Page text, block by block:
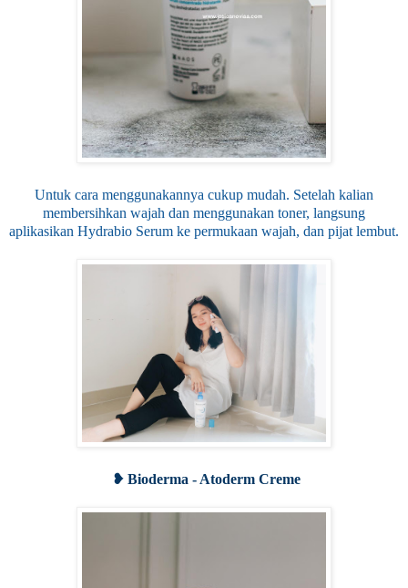
Untuk cara menggunakannya cukup mudah. Setelah kalian
membersihkan wajah dan menggunakan toner, langsung
aplikasikan Hydrabio Serum ke permukaan wajah, dan pijat lembut.
❥ Bioderma - Atoderm Creme